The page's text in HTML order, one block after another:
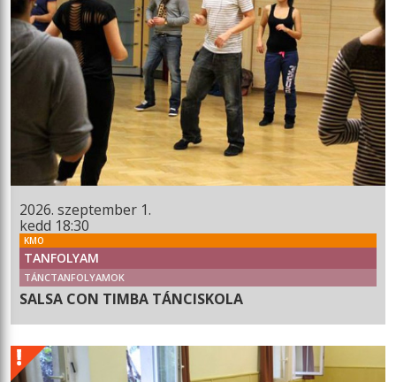
2026. szeptember 1.
kedd 18:30
KMO
TANFOLYAM
TÁNCTANFOLYAMOK
SALSA CON TIMBA TÁNCISKOLA